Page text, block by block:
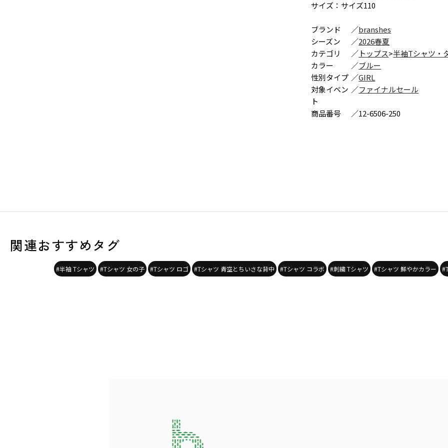
サイズ：サイズ110
ブランド ／branshes
シーズン
／2026春夏
カテゴリ
／ トップス>半袖Tシャツ・
カラー
／ブルー
性別タイプ ／GIRL
対象イベン
ト
／ファイナルセール
商品番号 ／12-6506-250
関連おすすめタグ
#半袖 Tシャツ #Tシャツ 女の子 #Tシャツ ロゴ #Tシャツ 青空とちいさな背中 #Tシャツ コラボ #刺繍 Tシャツ #Tシャツ 鮮やかカラー